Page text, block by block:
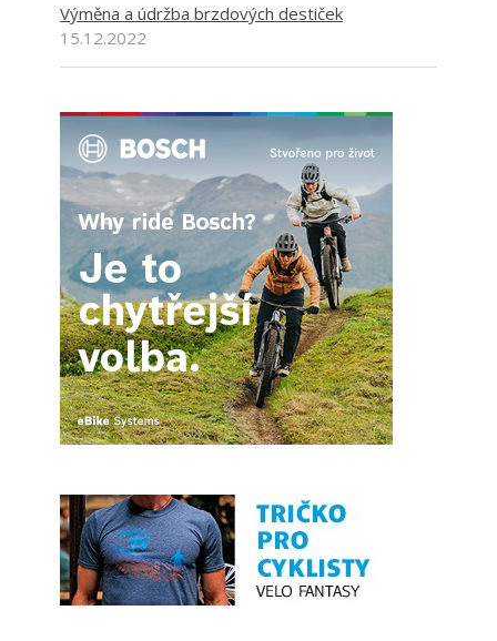
Výměna a údržba brzdových destiček
15.12.2022